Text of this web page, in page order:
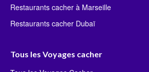
Restaurants cacher à Marseille
Restaurants cacher Dubaï
Tous les Voyages cacher